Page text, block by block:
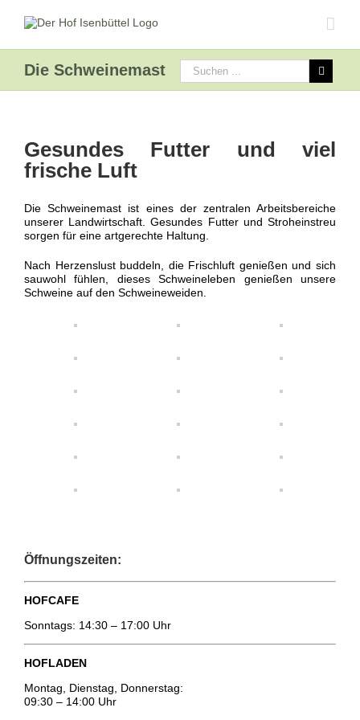
Die Schweinemast
Gesundes Futter und viel
frische Luft
Die Schweinemast ist eines der zentralen Arbeitsbereiche
unserer Landwirtschaft. Gesundes Futter und Stroheinstreu
sorgen für eine artgerechte Haltung.
Nach Herzenslust buddeln, die Frischluft genießen und sich
sauwohl fühlen, dieses Schweineleben genießen unsere
Schweine auf den Schweineweiden.
Öffnungszeiten:
HOFCAFE
Sonntags: 14:30 – 17:00 Uhr
HOFLADEN
Montag, Dienstag, Donnerstag:
09:30 – 14:00 Uhr